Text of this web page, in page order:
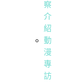
察
介
紹
動
漫
專
訪